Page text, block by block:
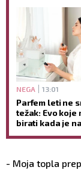
NEGA 13:01
Parfem leti ne
težak: Evo koje
birati kada je
- Moja topla